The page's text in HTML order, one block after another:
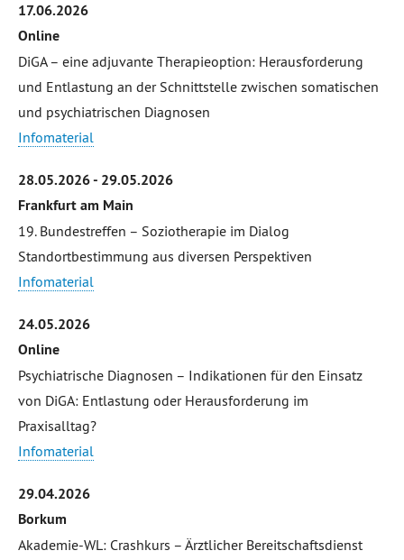
17.06.2026
Online
DiGA – eine adjuvante Therapieoption: Herausforderung
und Entlastung an der Schnittstelle zwischen somatischen
und psychiatrischen Diagnosen
Infomaterial
28.05.2026 - 29.05.2026
Frankfurt am Main
19. Bundestreffen – Soziotherapie im Dialog
Standortbestimmung aus diversen Perspektiven
Infomaterial
24.05.2026
Online
Psychiatrische Diagnosen – Indikationen für den Einsatz
von DiGA: Entlastung oder Herausforderung im
Praxisalltag?
Infomaterial
29.04.2026
Borkum
Akademie-WL: Crashkurs – Ärztlicher Bereitschaftsdienst